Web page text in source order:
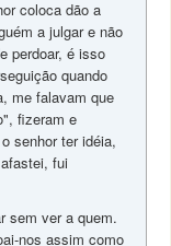
coloca dão a
a julgar e não
perdoar, é isso
quando
me falavam que
fizeram e
senhor ter idéia,
fui
sem ver a quem.
nos assim como